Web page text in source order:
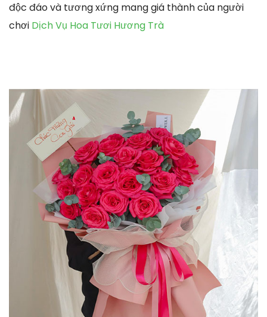
độc đáo và tương xứng mang giá thành của người
chơi Dịch Vụ Hoa Tươi Hương Trà